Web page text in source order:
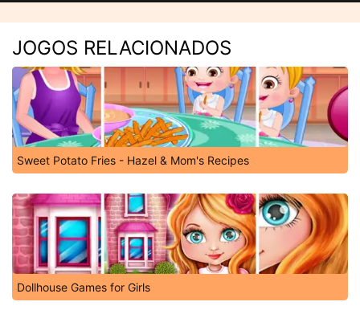
JOGOS RELACIONADOS
Sweet Potato Fries - Hazel & Mom's Recipes
Dollhouse Games for Girls